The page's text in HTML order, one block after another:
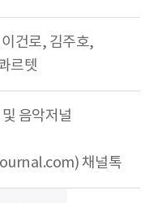
건로, 김주호,
르텟
음악저널
채널톡